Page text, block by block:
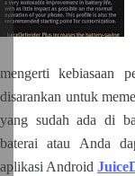
mengerti kebiasaan
disarankan untuk
yang sudah ada di
baterai atau Anda
aplikasi Android